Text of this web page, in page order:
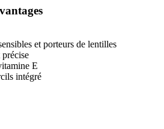
et porteurs de lentilles
E
intégré